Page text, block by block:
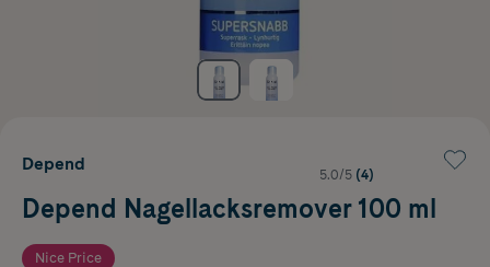
Depend
5.0/5 (4)
Depend Nagellacksremover 100 ml
Nice Price